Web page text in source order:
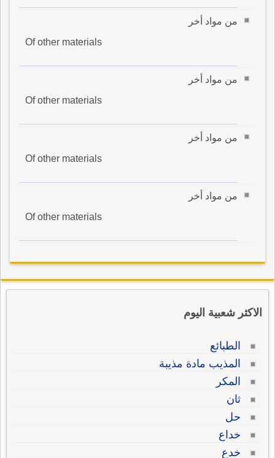
من مواد أخر
Of other materials
من مواد أخر
Of other materials
من مواد أخر
Of other materials
من مواد أخر
Of other materials
الاكثر شعبية اليوم
الطبائع
المذيب مادة مذيبة
المكر
ثان
حل
خداع
خدع